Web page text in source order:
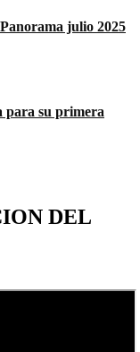
julio 2025
su primera
DEL